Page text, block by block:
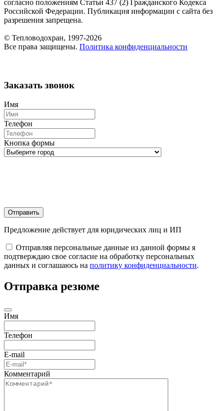
согласно положениям Статьи 437 (2) Гражданского Кодекса
Российской Федерации. Публикация информации с сайта без
разрешения запрещена.
© Тепловодохран, 1997-2026
Все права защищены. Политика конфиденциальности
Заказать звонок
Имя
Телефон
Кнопка формы
Отправить
Предложение действует для юридических лиц и ИП
Отправляя персональные данные из данной формы я
подтверждаю свое согласие на обработку персональных
данных и соглашаюсь на политику конфиденциальности.
Отправка резюме
Имя
Телефон
E-mail
Комментарий